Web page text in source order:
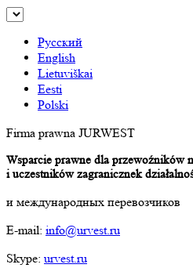
Русский
English
Lietuviškai
Eesti
Polski
Firma prawna JURWEST
Wsparcie prawne dla przewoźników
i uczestników zagranicznek
и международных перевозчиков
E-mail: info@urvest.ru
Skype: urvest.ru